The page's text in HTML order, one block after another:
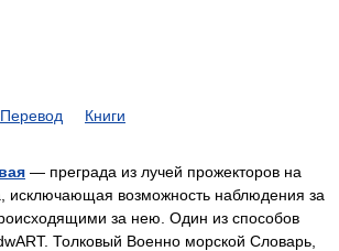
Перевод Книги
— преграда из лучей прожекторов на
исключающая возможность наблюдения за
за нею. Один из способов
Толковый Военно морской Словарь,